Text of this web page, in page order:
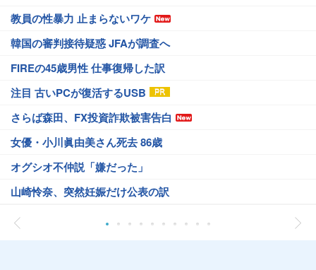
教員の性暴力 止まらないワケ
韓国の審判接待疑惑 JFAが調査へ
FIREの45歳男性 仕事復帰した訳
注目 古いPCが復活するUSB
さらば森田、FX投資詐欺被害告白
女優・小川眞由美さん死去 86歳
オグシオ不仲説「嫌だった」
山崎怜奈、突然妊娠だけ公表の訳